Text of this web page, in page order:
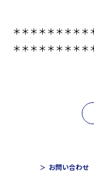
＊＊＊＊＊＊＊＊＊
＊＊＊＊＊＊＊＊＊
お問い合わせ